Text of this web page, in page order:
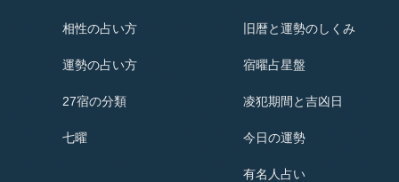
相性の占い方
運勢の占い方
27宿の分類
七曜
旧暦と運勢のしくみ
宿曜占星盤
凌犯期間と吉凶日
今日の運勢
有名人占い